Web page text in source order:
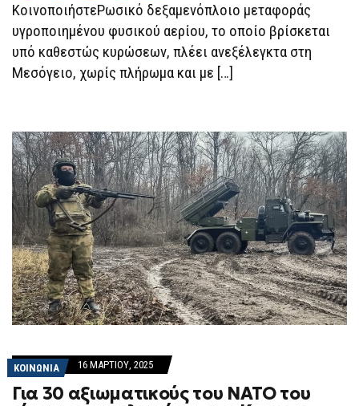
ΠΛΈΕΙ
ΑΚΥΒΈΡΝΗΤΟ
ΚοινοποιήστεΡωσικό δεξαμενόπλοιο μεταφοράς
υγροποιημένου φυσικού αερίου, το οποίο βρίσκεται
υπό καθεστώς κυρώσεων, πλέει ανεξέλεγκτα στη
Μεσόγειο, χωρίς πλήρωμα και με […]
ΚΟΙΝΩΝΙΑ 16 ΜΑΡΤΊΟΥ, 2025
Για 30 αξιωματικούς του ΝΑΤΟ του